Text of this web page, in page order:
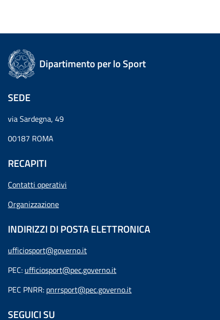
Dipartimento per lo Sport
SEDE
via Sardegna, 49
00187 ROMA
RECAPITI
Contatti operativi
Organizzazione
INDIRIZZI DI POSTA ELETTRONICA
ufficiosport@governo.it
PEC: ufficiosport@pec.governo.it
PEC PNRR: pnrrsport@pec.governo.it
SEGUICI SU